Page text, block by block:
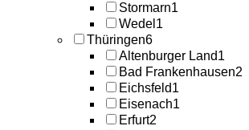
Stormarn1
Wedel 1
Thüringen6
Altenburger Land1
Bad Frankenhausen2
Eichsfeld1
Eisenach1
Erfurt2